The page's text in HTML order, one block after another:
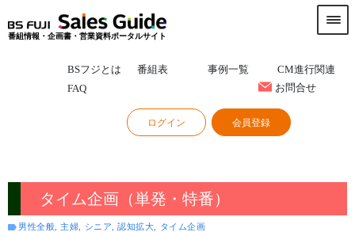
番組情報・企画書・営業資料ポータルサイト
BSフジとは 番組表 事例一覧
CM進行関連
FAQ
お問合せ
ログイン 会員登録
タイム企画（単発・特番）
男性全般, 主婦, シニア, 認知拡大, タイム企画